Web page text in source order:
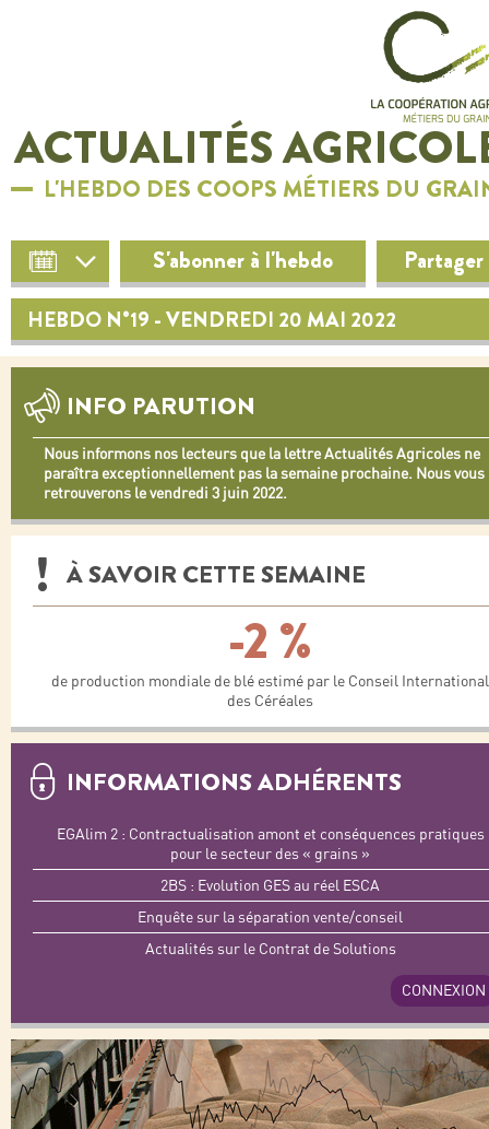
ACTUALITÉS
L'HEBDO DES COOPS MÉTIERS DU
S'abonner à l'hebdo Partager
HEBDO N°19 - VENDREDI 20 MAI 2022
INFO PARUTION
Nous informons nos lecteurs que la lettre Actualités Agricoles ne
paraîtra exceptionnellement pas la semaine prochaine. Nous vous
retrouverons le vendredi 3 juin 2022.
À SAVOIR CETTE SEMAINE
-2 %
de production mondiale de blé estimé par le Conseil International
des Céréales
INFORMATIONS ADHÉRENTS
EGAlim 2 : Contractualisation amont et conséquences pratiques
pour le secteur des « grains »
2BS : Evolution GES au réel ESCA
Enquête sur la séparation vente/conseil
Actualités sur le Contrat de Solutions
CONNEXION